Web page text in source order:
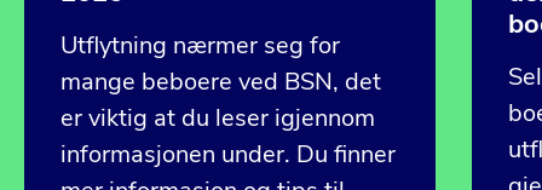
Utflytning nærmer seg for
mange beboere ved BSN, det
er viktig at du leser igjennom
informasjonen under. Du finner